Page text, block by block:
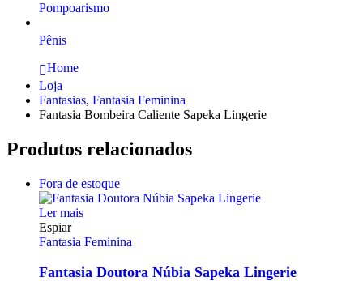
Pompoarismo
Pênis
Home
Loja
Fantasias, Fantasia Feminina
Fantasia Bombeira Caliente Sapeka Lingerie
Produtos relacionados
Fora de estoque
Ler mais
Espiar
Fantasia Feminina
Fantasia Doutora Núbia Sapeka Lingerie